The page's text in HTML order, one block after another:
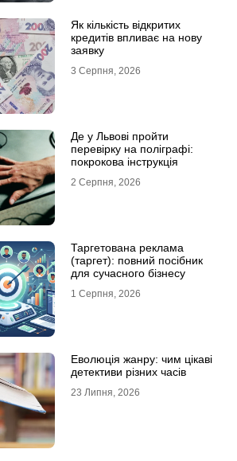
Як кількість відкритих
кредитів впливає на нову
заявку
3 Серпня, 2026
Де у Львові пройти
перевірку на поліграфі:
покрокова інструкція
2 Серпня, 2026
Таргетована реклама
(таргет): повний посібник
для сучасного бізнесу
1 Серпня, 2026
Еволюція жанру: чим цікаві
детективи різних часів
23 Липня, 2026